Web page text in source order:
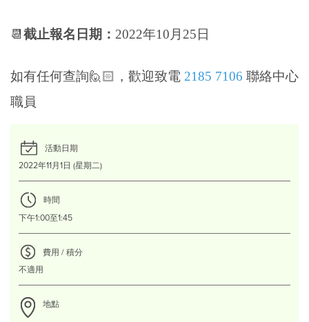
📆 截止報名日期： 2022年10月25日
如有任何查詢🙋🏻 ，歡迎致電 2185 7106 聯絡中心
職員
活動日期
2022年11月1日 (星期二)
時間
下午1:00至1:45
費用 / 積分
不適用
地點